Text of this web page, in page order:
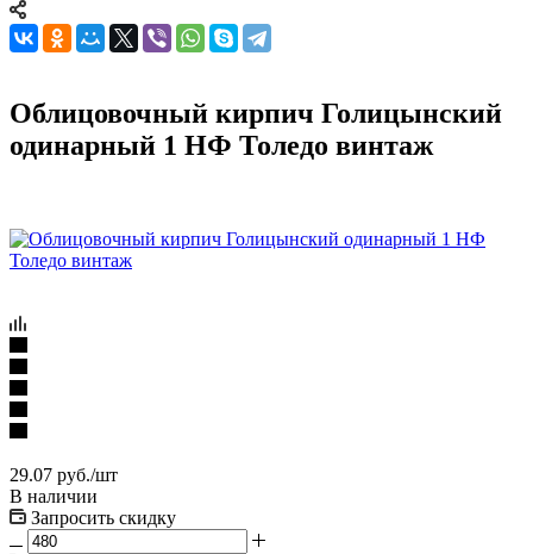
Облицовочный кирпич Голицынский
одинарный 1 НФ Толедо винтаж
29.07 руб./шт
В наличии
Запросить скидку